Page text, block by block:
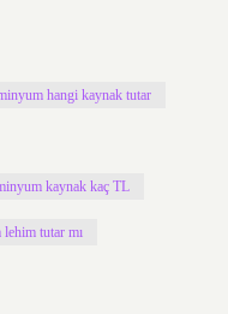
hangi kaynak tutar
kaynak kaç TL
tutar mı